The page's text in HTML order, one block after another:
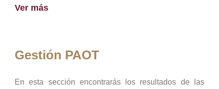
Ver más
Gestión PAOT
En esta sección encontrarás los resultados de las